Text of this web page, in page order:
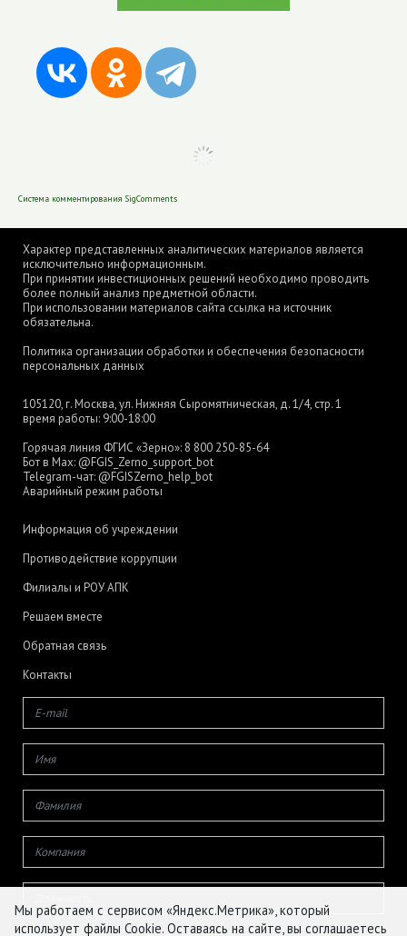
Система комментирования SigComments
Характер представленных аналитических материалов является
исключительно информационным.
При принятии инвестиционных решений необходимо проводить
более полный анализ предметной области.
При использовании материалов сайта ссылка на источник
обязательна.
Политика организации обработки и обеспечения безопасности
персональных данных
105120, г. Москва, ул. Нижняя Сыромятническая, д. 1/4, стр. 1
время работы: 9:00-18:00
Горячая линия ФГИС «Зерно»: 8 800 250-85-64
Бот в Max: @FGIS_Zerno_support_bot
Telegram-чат: @FGISZerno_help_bot
Аварийный режим работы
Информация об учреждении
Противодействие коррупции
Филиалы и РОУ АПК
Решаем вместе
Обратная связь
Контакты
Мы работаем с сервисом «Яндекс.Метрика», который
использует файлы Cookie. Оставаясь на сайте, вы соглашаетесь